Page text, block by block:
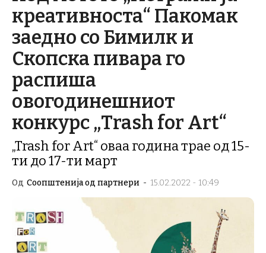
креативноста“ Пакомак
заедно со Бимилк и
Скопска пивара го
распиша
овогодинешниот
конкурс „Trash for Art“
„Trash for Art“ оваа година трае од 15-
ти до 17-ти март
Од Соопштенија од партнери - 15.02.2022 - 10:49